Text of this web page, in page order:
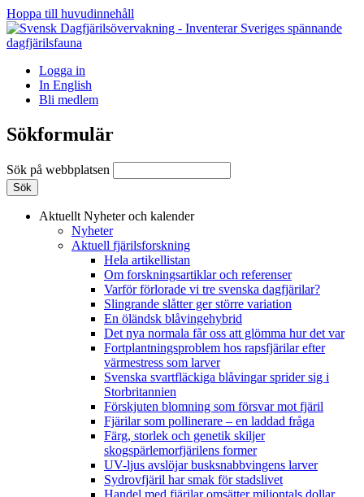
Hoppa till huvudinnehåll
Logga in
In English
Bli medlem
Sökformulär
Sök på webbplatsen
Aktuellt Nyheter och kalender
Nyheter
Aktuell fjärilsforskning
Hela artikellistan
Om forskningsartiklar och referenser
Varför förlorade vi tre svenska dagfjärilar?
Slingrande slåtter ger större variation
En öländsk blåvingehybrid
Det nya normala får oss att glömma hur det var
Fortplantningsproblem hos rapsfjärilar efter
värmestress som larver
Svenska svartfläckiga blåvingar sprider sig i
Storbritannien
Förskjuten blomning som försvar mot fjäril
Fjärilar som pollinerare – en laddad fråga
Färg, storlek och genetik skiljer
skogspärlemorfjärilens former
UV-ljus avslöjar busksnabbvingens larver
Sydrovfjäril har smak för stadslivet
Handel med fjärilar omsätter miljontals dollar